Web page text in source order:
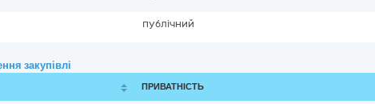
публічний
закупівлі
ПРИВАТНІСТЬ